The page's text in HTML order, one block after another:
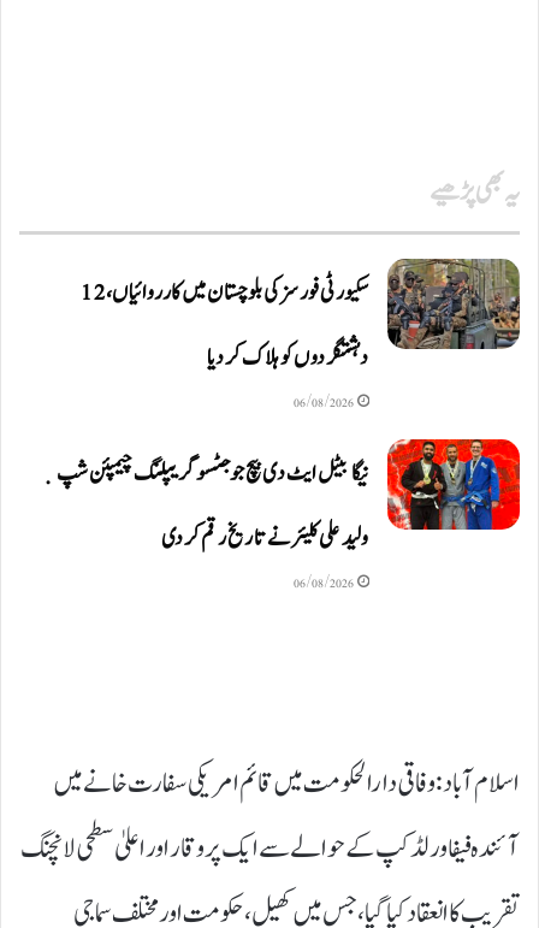
یہ بھی پڑھیے
سکیورٹی فورسز کی بلوچستان میں کارروائیاں، 12
دہشتگردوں کو ہلاک کردیا
06/08/2026
نیگا بیٹل ایٹ دی بیچ جوجٹسو گریپلنگ چیمپئن شپ ٜ
ولید علی کلیئر نے تاریخ رقم کر دی
06/08/2026
اسلام آباد: وفاقی دارالحکومت میں قائم امریکی سفارت خانے میں
آئندہ فیفا ورلڈ کپ کے حوالے سے ایک پروقار اور اعلیٰ سطحی لانچنگ
تقریب کا انعقاد کیا گیا، جس میں کھیل، حکومت اور مختلف سماجی